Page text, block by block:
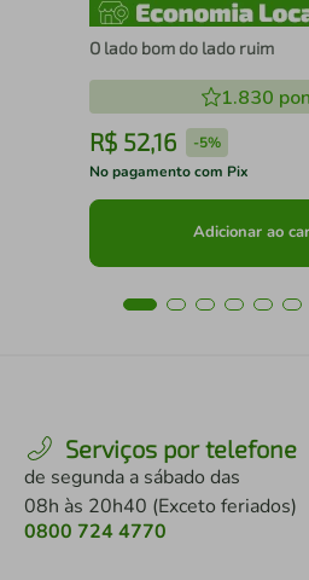
O lado bom do lado ruim
1.830
R$ 52,16 -5%
No pagamento com Pix
Adicionar ao
Serviços por telefone
de segunda a sábado das
08h às 20h40 (Exceto feriados)
0800 724 4770